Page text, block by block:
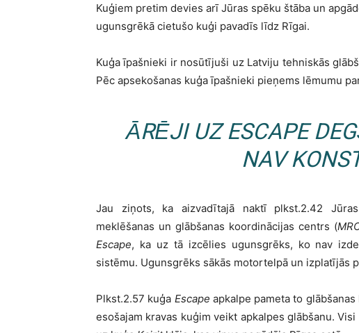
Kuģiem pretim devies arī Jūras spēku štāba un
ugunsgrēkā cietušo kuģi pavadīs līdz Rīgai.
Kuģa īpašnieki ir nosūtījuši uz Latviju tehniskās
Pēc apsekošanas kuģa īpašnieki pieņems lēmumu
ĀRĒJI UZESCAPE
NAV
Jau ziņots, ka aizvadītajā naktī plkst.2.42
meklēšanas un glābšanas koordinācijas centrs (
Escape, ka uz tā izcēlies ugunsgrēks, ko nav
sistēmu. Ugunsgrēks sākās motortelpā un izplatījās
Plkst.2.57 kuģa Escape apkalpe pameta to
esošajam kravas kuģim veikt apkalpes glābšanu.